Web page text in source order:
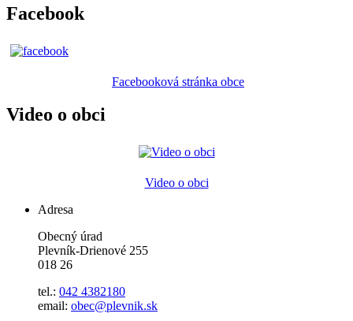
Facebook
Facebooková stránka obce
Video o obci
Video o obci
Adresa
Obecný úrad
Plevník-Drienové 255
018 26
tel.: 042 4382180
email: obec@plevnik.sk